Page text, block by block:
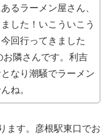
るラーメン屋さん、
した！いこういこう
回行ってきました
お隣さんです。利吉
なり潮騒でラーメン
ね。
ます。彦根駅東口でお